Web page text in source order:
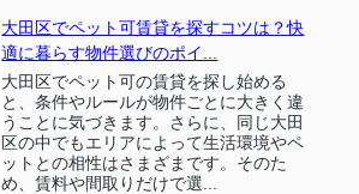
大田区でペット可賃貸を探すコツは？快
適に暮らす物件選びのポイ...
大田区でペット可の賃貸を探し始める
と、条件やルールが物件ごとに大きく違
うことに気づきます。さらに、同じ大田
区の中でもエリアによって生活環境やペ
ットとの相性はさまざまです。そのた
め、賃料や間取りだけで選...